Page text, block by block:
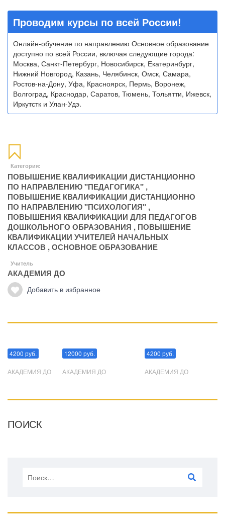
Проводим курсы по всей России!
Онлайн-обучение по направлению Основное образование
доступно по всей России, включая следующие города:
Москва, Санкт-Петербург, Новосибирск, Екатеринбург,
Нижний Новгород, Казань, Челябинск, Омск, Самара,
Ростов-на-Дону, Уфа, Красноярск, Пермь, Воронеж,
Волгоград, Краснодар, Саратов, Тюмень, Тольятти, Ижевск,
Иркутстк и Улан-Удэ.
Категория:
ПОВЫШЕНИЕ КВАЛИФИКАЦИИ ДИСТАНЦИОННО
ПО НАПРАВЛЕНИЮ "ПЕДАГОГИКА" ,
ПОВЫШЕНИЕ КВАЛИФИКАЦИИ ДИСТАНЦИОННО
ПО НАПРАВЛЕНИЮ "ПСИХОЛОГИЯ" ,
ПОВЫШЕНИЯ КВАЛИФИКАЦИИ ДЛЯ ПЕДАГОГОВ
ДОШКОЛЬНОГО ОБРАЗОВАНИЯ , ПОВЫШЕНИЕ
КВАЛИФИКАЦИИ УЧИТЕЛЕЙ НАЧАЛЬНЫХ
КЛАССОВ ,ОСНОВНОЕ ОБРАЗОВАНИЕ
Учитель
АКАДЕМИЯ ДО
Добавить в избранное
4200 руб.
АКАДЕМИЯ ДО
12000 руб.
АКАДЕМИЯ ДО
4200 руб.
АКАДЕМИЯ ДО
ПОИСК